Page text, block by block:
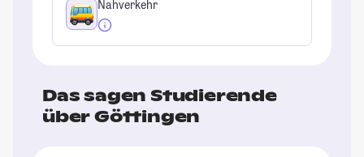
Nahverkehr
Das sagen Studierende
über Göttingen